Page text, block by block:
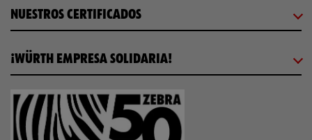
NUESTROS CERTIFICADOS
¡WÜRTH EMPRESA SOLIDARIA!